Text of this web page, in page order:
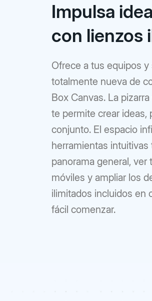
Impulsa
con lienzos
Ofrece a tus equipos
totalmente nueva de
Box Canvas. La
te permite crear ideas,
conjunto. El espacio
herramientas intuitivas
panorama general,
móviles y ampliar los
ilimitados incluidos en
fácil comenzar.